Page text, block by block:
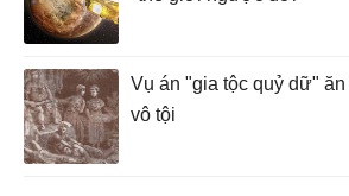
Vụ án "gia tộc quỷ dữ"
vô tội